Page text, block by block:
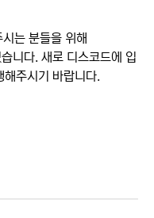
는 분들을 위해
니다. 새로 디스코드에 입
주시기 바랍니다.